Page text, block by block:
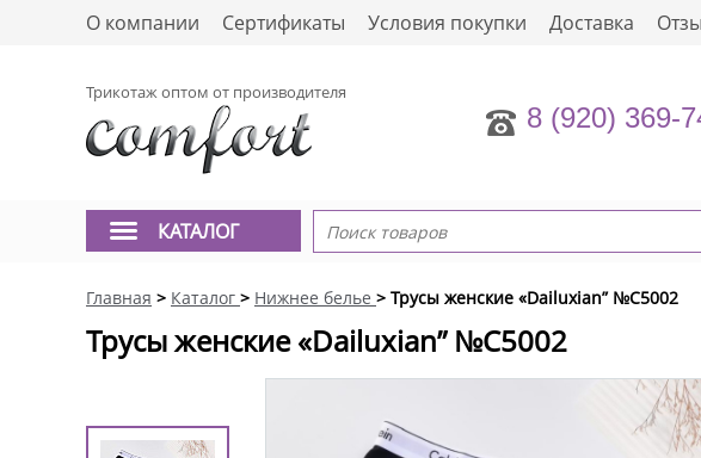
О компании Сертификаты Условия покупки Доставка
Трикотаж оптом от производителя
8 (920) 369-
КАТАЛОГ
Главная > Каталог > Нижнее белье > Трусы женские «Dailuxian” №C5002
Трусы женские «Dailuxian” №C5002